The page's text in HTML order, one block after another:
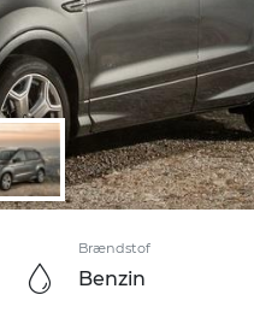
Brændstof
Benzin